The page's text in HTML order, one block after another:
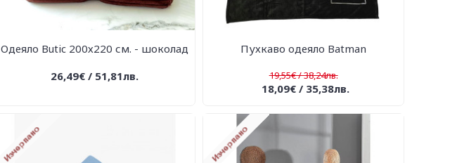
Одеяло Butic 200х220 см. - шоколад
26,49€ / 51,81лв.
Пухкаво одеяло Batman
19,55€ / 38,24лв.
18,09€ / 35,38лв.